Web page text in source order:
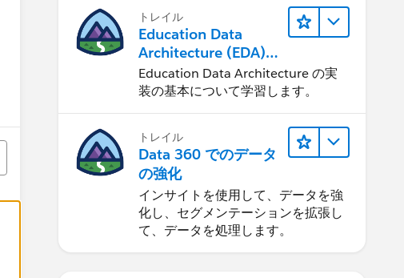
トレイル
Education Data
Architecture (EDA)
の管理
Education Data Architecture の実
装の基本について学習します。
トレイル
Data 360 でのデータ
の強化
インサイトを使用して、データを強
化し、セグメンテーションを拡張し
て、データを処理します。